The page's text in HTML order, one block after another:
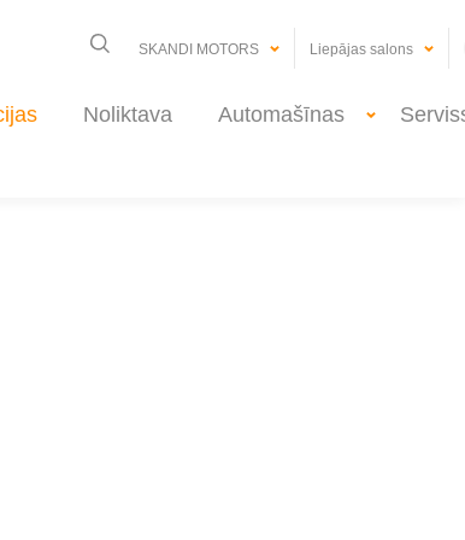
SKANDI MOTORS Liepājas salons
Noliktava Automašīnas